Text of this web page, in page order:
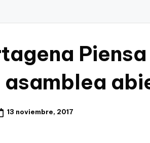
asamblea
13 noviembre, 2017